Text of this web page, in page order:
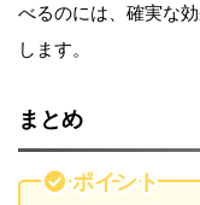
べるのには、確実な
します。
まとめ
ポイント